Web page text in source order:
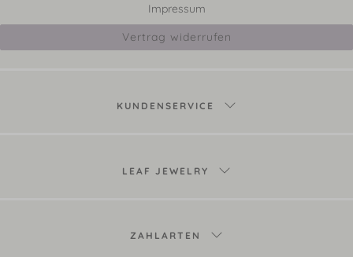
Impressum
Vertrag widerrufen
KUNDENSERVICE
LEAF JEWELRY
ZAHLARTEN